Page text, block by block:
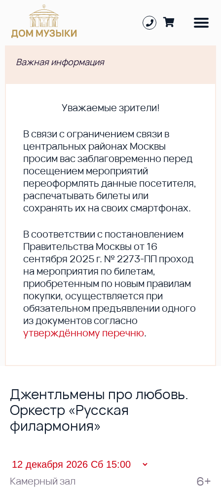
Важная информация
Уважаемые зрители!
В cвязи с ограничением связи в
центральных районах Москвы
просим вас заблаговременно перед
посещением мероприятий
переоформлять данные посетителя,
распечатывать билеты или
сохранять их на своих смартфонах.
В соответствии с постановлением
Правительства Москвы от 16
сентября 2025 г. № 2273-ПП проход
на мероприятия по билетам,
приобретенным по новым правилам
покупки, осуществляется при
обязательном предъявлении одного
из документов согласно
утверждённому перечню.
Джентльмены про любовь.
Оркестр «Русская
филармония»
Камерный зал 6+